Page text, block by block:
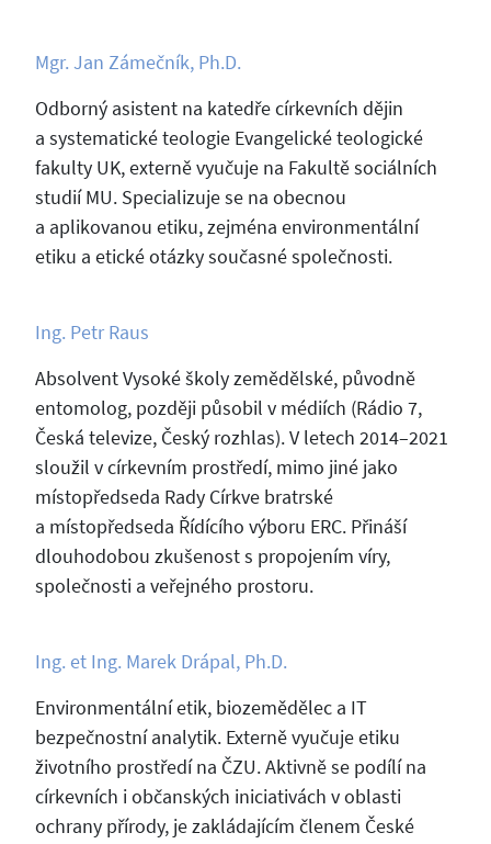
Mgr. Jan Zámečník, Ph.D.
Odborný asistent na katedře církevních dějin
a systematické teologie Evangelické teologické
fakulty UK, externě vyučuje na Fakultě sociálních
studií MU. Specializuje se na obecnou
a aplikovanou etiku, zejména environmentální
etiku a etické otázky současné společnosti.
Ing. Petr Raus
Absolvent Vysoké školy zemědělské, původně
entomolog, později působil v médiích (Rádio 7,
Česká televize, Český rozhlas). V letech 2014–2021
sloužil v církevním prostředí, mimo jiné jako
místopředseda Rady Církve bratrské
a místopředseda Řídícího výboru ERC. Přináší
dlouhodobou zkušenost s propojením víry,
společnosti a veřejného prostoru.
Ing. et Ing. Marek Drápal, Ph.D.
Environmentální etik, biozemědělec a IT
bezpečnostní analytik. Externě vyučuje etiku
životního prostředí na ČZU. Aktivně se podílí na
církevních i občanských iniciativách v oblasti
ochrany přírody, je zakládajícím členem České